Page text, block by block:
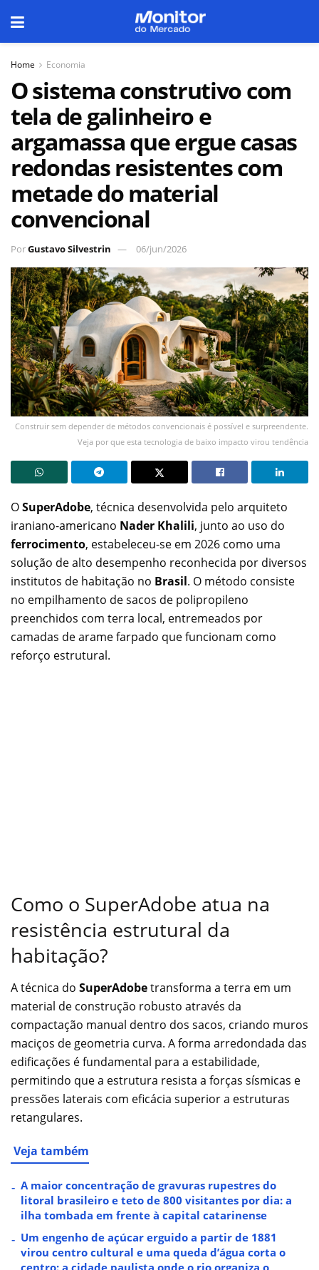
Home Economia
O sistema construtivo com
tela de galinheiro e
argamassa que ergue casas
redondas resistentes com
metade do material
convencional
PorGustavo Silvestrin 06/jun/2026
Construir sem depender de métodos convencionais é possível e surpreendente.
Veja por que esta tecnologia de baixo impacto virou tendência
OSuperAdobe, técnica desenvolvida pelo arquiteto
iraniano-americano Nader Khalili, junto ao uso do
ferrocimento, estabeleceu-se em 2026 como uma
solução de alto desempenho reconhecida por diversos
institutos de habitação no Brasil. O método consiste
no empilhamento de sacos de polipropileno
preenchidos com terra local, entremeados por
camadas de arame farpado que funcionam como
reforço estrutural.
Como o SuperAdobe atua na
resistência estrutural da
habitação?
A técnica do SuperAdobetransforma a terra em um
material de construção robusto através da
compactação manual dentro dos sacos, criando muros
maciços de geometria curva. A forma arredondada das
edificações é fundamental para a estabilidade,
permitindo que a estrutura resista a forças sísmicas e
pressões laterais com eficácia superior a estruturas
retangulares.
Veja também
A maior concentração de gravuras rupestres do
litoral brasileiro e teto de 800 visitantes por dia: a
ilha tombada em frente à capital catarinense
Um engenho de açúcar erguido a partir de 1881
virou centro cultural e uma queda d’água corta o